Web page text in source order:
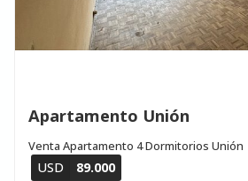
Apartamento Unión
Venta Apartamento 4 Dormitorios Unión
USD 89.000